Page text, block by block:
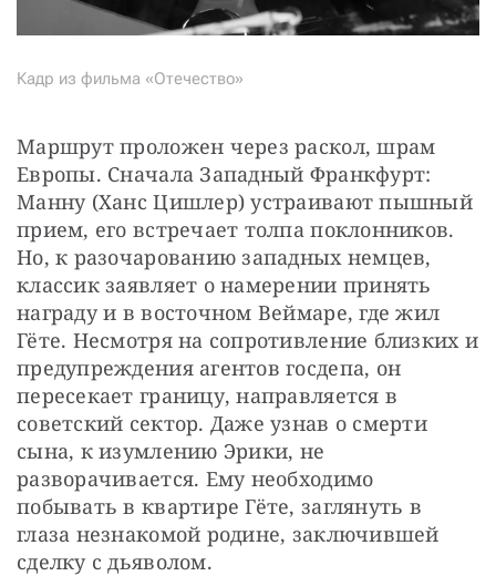
Кадр из фильма «Отечество»
Маршрут проложен через раскол, шрам
Европы. Сначала Западный Франкфурт:
Манну (Ханс Цишлер) устраивают пышный
прием, его встречает толпа поклонников.
Но, к разочарованию западных немцев,
классик заявляет о намерении принять
награду и в восточном Веймаре, где жил
Гёте. Несмотря на сопротивление близких и
предупреждения агентов госдепа, он
пересекает границу, направляется в
советский сектор. Даже узнав о смерти
сына, к изумлению Эрики, не
разворачивается. Ему необходимо
побывать в квартире Гёте, заглянуть в
глаза незнакомой родине, заключившей
сделку с дьяволом.